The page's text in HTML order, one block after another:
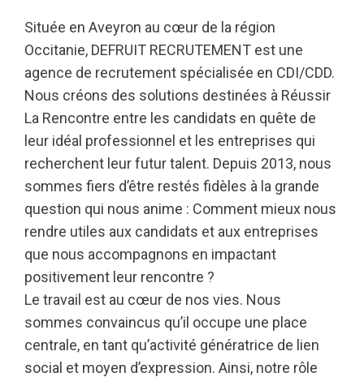
Située en Aveyron au cœur de la région
Occitanie, DEFRUIT RECRUTEMENT est une
agence de recrutement spécialisée en CDI/CDD.
Nous créons des solutions destinées à Réussir
La Rencontre entre les candidats en quête de
leur idéal professionnel et les entreprises qui
recherchent leur futur talent. Depuis 2013, nous
sommes fiers d’être restés fidèles à la grande
question qui nous anime : Comment mieux nous
rendre utiles aux candidats et aux entreprises
que nous accompagnons en impactant
positivement leur rencontre ?
Le travail est au cœur de nos vies. Nous
sommes convaincus qu’il occupe une place
centrale, en tant qu’activité génératrice de lien
social et moyen d’expression. Ainsi, notre rôle